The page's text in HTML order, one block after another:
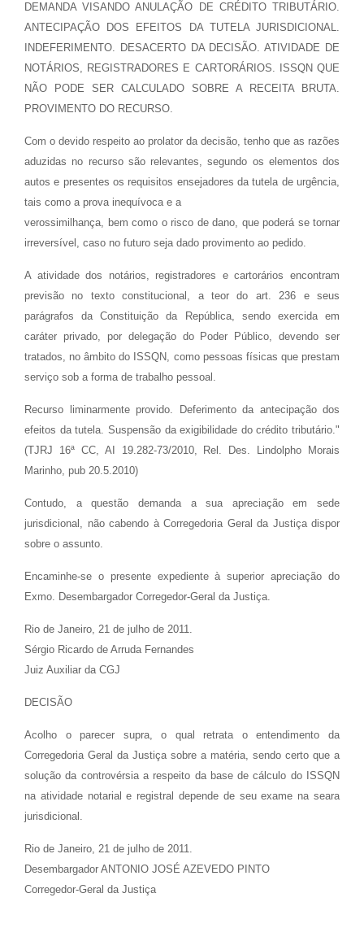
DEMANDA VISANDO ANULAÇÃO DE CRÉDITO TRIBUTÁRIO.
ANTECIPAÇÃO DOS EFEITOS DA TUTELA JURISDICIONAL.
INDEFERIMENTO. DESACERTO DA DECISÃO. ATIVIDADE DE
NOTÁRIOS, REGISTRADORES E CARTORÁRIOS. ISSQN QUE
NÃO PODE SER CALCULADO SOBRE A RECEITA BRUTA.
PROVIMENTO DO RECURSO.
Com o devido respeito ao prolator da decisão, tenho que as razões
aduzidas no recurso são relevantes, segundo os elementos dos
autos e presentes os requisitos ensejadores da tutela de urgência,
tais como a prova inequívoca e a
verossimilhança, bem como o risco de dano, que poderá se tornar
irreversível, caso no futuro seja dado provimento ao pedido.
A atividade dos notários, registradores e cartorários encontram
previsão no texto constitucional, a teor do art. 236 e seus
parágrafos da Constituição da República, sendo exercida em
caráter privado, por delegação do Poder Público, devendo ser
tratados, no âmbito do ISSQN, como pessoas físicas que prestam
serviço sob a forma de trabalho pessoal.
Recurso liminarmente provido. Deferimento da antecipação dos
efeitos da tutela. Suspensão da exigibilidade do crédito tributário."
(TJRJ 16ª CC, AI 19.282-73/2010, Rel. Des. Lindolpho Morais
Marinho, pub 20.5.2010)
Contudo, a questão demanda a sua apreciação em sede
jurisdicional, não cabendo à Corregedoria Geral da Justiça dispor
sobre o assunto.
Encaminhe-se o presente expediente à superior apreciação do
Exmo. Desembargador Corregedor-Geral da Justiça.
Rio de Janeiro, 21 de julho de 2011.
Sérgio Ricardo de Arruda Fernandes
Juiz Auxiliar da CGJ
DECISÃO
Acolho o parecer supra, o qual retrata o entendimento da
Corregedoria Geral da Justiça sobre a matéria, sendo certo que a
solução da controvérsia a respeito da base de cálculo do ISSQN
na atividade notarial e registral depende de seu exame na seara
jurisdicional.
Rio de Janeiro, 21 de julho de 2011.
Desembargador ANTONIO JOSÉ AZEVEDO PINTO
Corregedor-Geral da Justiça